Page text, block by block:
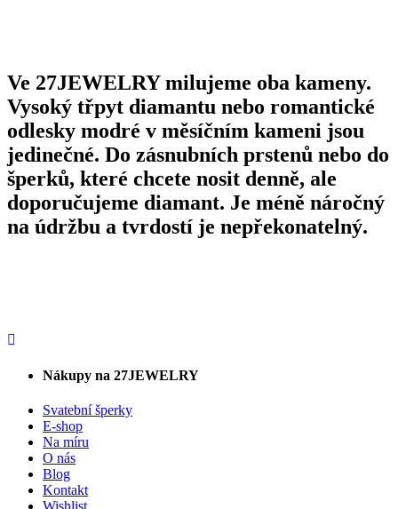
Ve 27JEWELRY milujeme oba kameny.
Vysoký třpyt diamantu nebo romantické
odlesky modré v měsíčním kameni jsou
jedinečné. Do zásnubních prstenů nebo do
šperků, které chcete nosit denně, ale
doporučujeme diamant. Je méně náročný
na údržbu a tvrdostí je nepřekonatelný.
Nákupy na 27JEWELRY
Svatební šperky
E-shop
Na míru
O nás
Blog
Kontakt
Wishlist